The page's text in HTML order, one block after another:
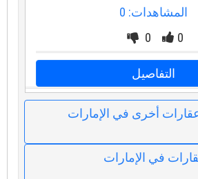
المشاهدات: 0
0
0
التفاصيل
أخرى في الإمارات
في الإمارات